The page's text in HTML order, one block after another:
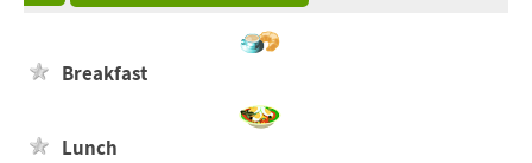
Breakfast
Lunch